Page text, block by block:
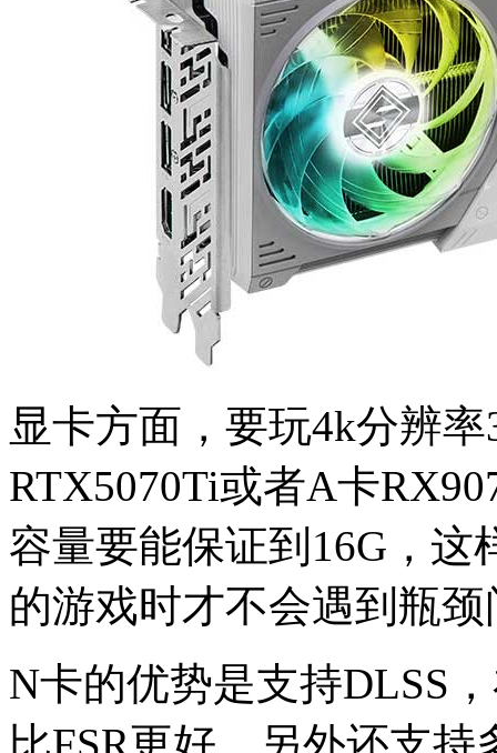
显卡方面，要玩4k分辨
RTX5070Ti或者A卡
容量要能保证到16G，
的游戏时才不会遇到瓶颈
N卡的优势是支持DLSS